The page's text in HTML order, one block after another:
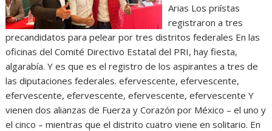
Arias Los priístas
registraron a tres
precandidatos para pelear por tres distritos federales En las
oficinas del Comité Directivo Estatal del PRI, hay fiesta,
algarabía. Y es que es el registro de los aspirantes a tres de
las diputaciones federales. efervescente, efervescente,
efervescente, efervescente, efervescente, efervescente Y
vienen dos alianzas de Fuerza y Corazón por México – el uno y
el cinco – mientras que el distrito cuatro viene en solitario. En